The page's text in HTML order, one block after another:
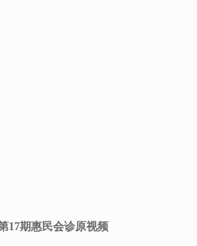
17期惠民会诊原视频